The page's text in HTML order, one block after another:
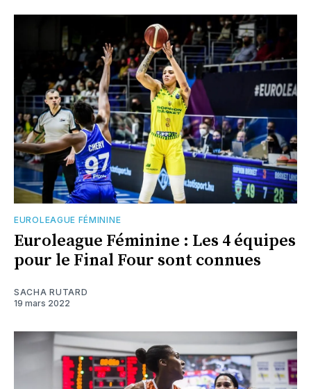
EUROLEAGUE FÉMININE
Euroleague Féminine : Les 4 équipes
pour le Final Four sont connues
SACHA RUTARD
19 mars 2022